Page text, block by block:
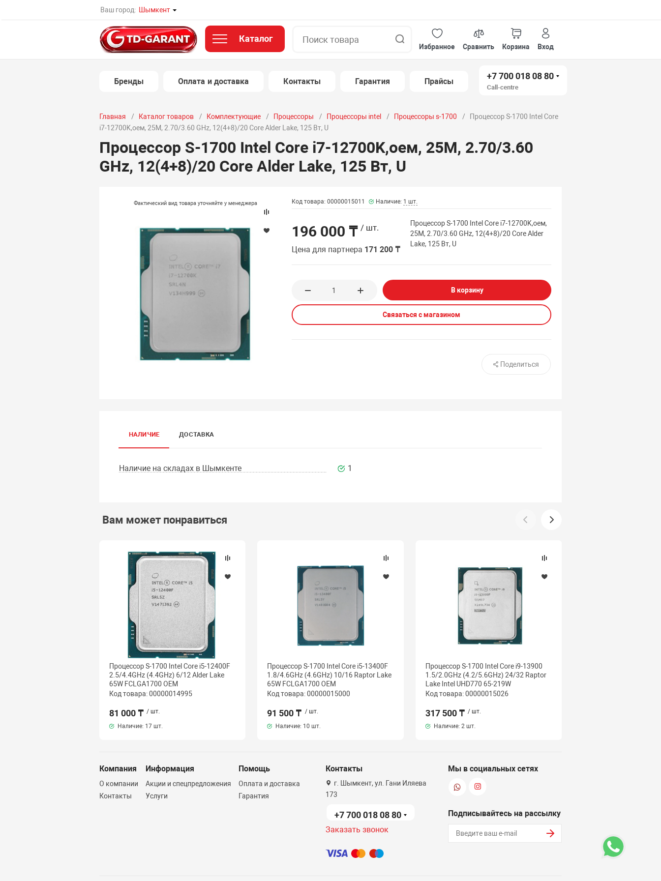
Ваш город: Шымкент
Каталог
Избранное
Сравнить Корзина Вход
Бренды Оплата и доставка Контакты Гарантия Прайсы
+7 700 018 08 80
Call-centre
Главная Каталог товаров Комплектующие Процессоры Процессоры intel Процессоры s-1700
Процессор S-1700 Intel Core
i7-12700K,оем, 25M, 2.70/3.60 GHz, 12(4+8)/20 Core Alder Lake, 125 Вт, U
Процессор S-1700 Intel Core i7-12700K,оем, 25M, 2.70/3.60
GHz, 12(4+8)/20 Core Alder Lake, 125 Вт, U
Фактический вид товара уточняйте у менеджера Код товара: 00000015011 Наличие: 1 шт.
196 000 ₸ / шт.
Цена для партнера 171 200 ₸
Процессор S-1700 Intel Core i7-12700K,оем,
25M, 2.70/3.60 GHz, 12(4+8)/20 Core Alder
Lake, 125 Вт, U
В корзину
Связаться с магазином
Поделиться
НАЛИЧИЕ ДОСТАВКА
Наличие на складах в Шымкенте 1
Вам может понравиться
Процессор S-1700 Intel Core i5-12400F
2.5/4.4GHz (4.4GHz) 6/12 Alder Lake
65W FCLGA1700 OEM
Код товара: 00000014995
81 000 ₸ / шт.
Наличие: 17 шт.
Процессор S-1700 Intel Core i5-13400F
1.8/4.6GHz (4.6GHz) 10/16 Raptor Lake
65W FCLGA1700 OEM
Код товара: 00000015000
91 500 ₸ / шт.
Наличие: 10 шт.
Процессор S-1700 Intel Core i9-13900
1.5/2.0GHz (4.2/5.6GHz) 24/32 Raptor
Lake Intel UHD770 65-219W
Код товара: 00000015026
317 500 ₸ / шт.
Наличие: 2 шт.
Компания
О компании
Контакты
Информация
Акции и спецпредложения
Услуги
Помощь
Оплата и доставка
Гарантия
Контакты
г. Шымкент, ул. Гани Иляева
173
+7 700 018 08 80
Заказать звонок
Мы в социальных сетях
Подписывайтесь на рассылку